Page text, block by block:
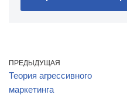
ПРЕДЫДУЩАЯ
Теория агрессивного
маркетинга